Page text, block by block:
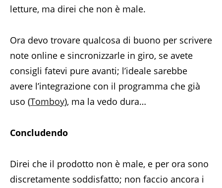
letture, ma direi che non è male.
Ora devo trovare qualcosa di buono per scrivere
note online e sincronizzarle in giro, se avete
consigli fatevi pure avanti; l’ideale sarebbe
avere l’integrazione con il programma che già
uso (Tomboy), ma la vedo dura…
Concludendo
Direi che il prodotto non è male, e per ora sono
discretamente soddisfatto; non faccio ancora i